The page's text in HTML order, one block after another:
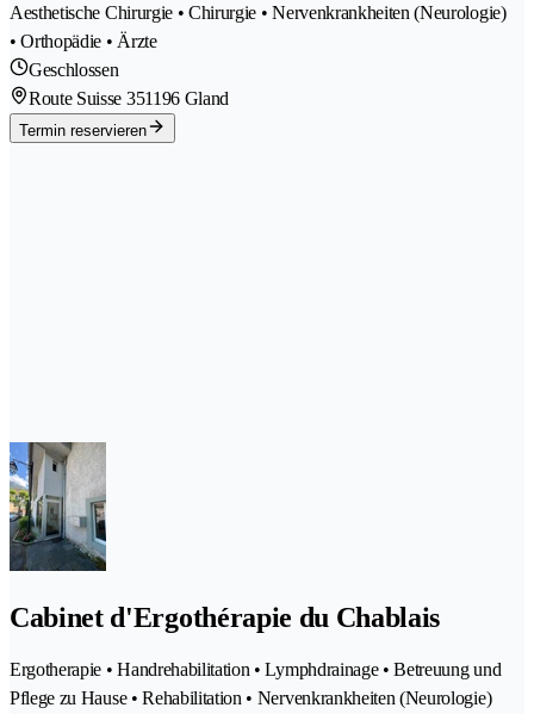
Aesthetische Chirurgie • Chirurgie • Nervenkrankheiten (Neurologie)
• Orthopädie • Ärzte
Geschlossen
Route Suisse 351196 Gland
Termin reservieren
Cabinet d'Ergothérapie du Chablais
Ergotherapie • Handrehabilitation • Lymphdrainage • Betreuung und
Pflege zu Hause • Rehabilitation • Nervenkrankheiten (Neurologie)